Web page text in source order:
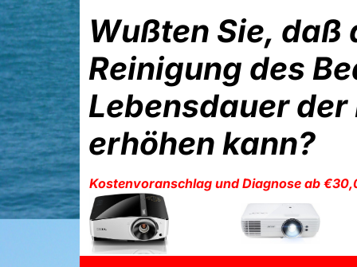
Wußten Sie,
Reinigung des
Lebensdauer
erhöhen kann?
Kostenvoranschlag und Diagnose ab